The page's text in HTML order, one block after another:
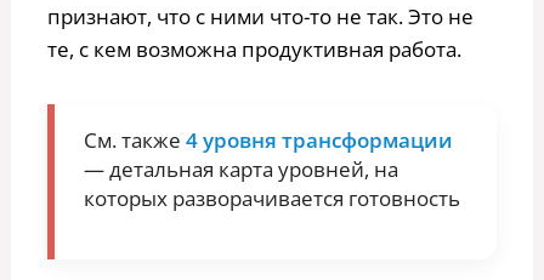
признают, что с ними что-то не так. Это не
те, с кем возможна продуктивная работа.
См. также 4 уровня трансформации
— детальная карта уровней, на
которых разворачивается готовность